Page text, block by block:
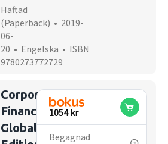
Häftad
(Paperback) • 2019-
06-
20 • Engelska • ISBN
9780273772729
Corporate
Finance,
Global
1054 kr
Begagnad